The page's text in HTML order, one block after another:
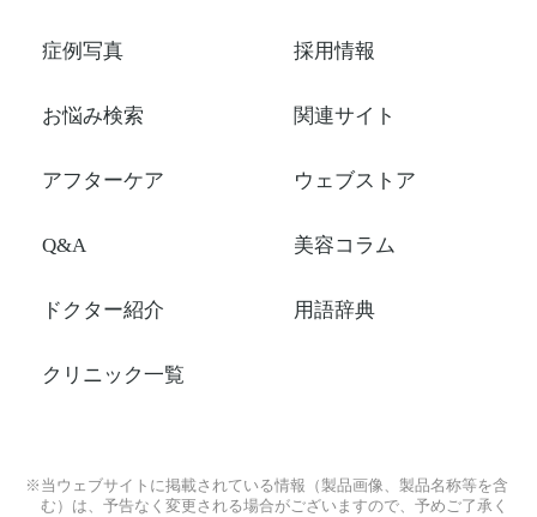
症例写真
お悩み検索
アフターケア
Q&A
ドクター紹介
クリニック一覧
採用情報
関連サイト
ウェブストア
美容コラム
用語辞典
※当ウェブサイトに掲載されている情報（製品画像、製品名称等を含
む）は、予告なく変更される場合がございますので、予めご了承く